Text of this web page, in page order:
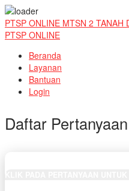
PTSP ONLINE MTSN 2 TANAH
PTSP ONLINE
Beranda
Layanan
Bantuan
Login
Daftar Pertanyaan